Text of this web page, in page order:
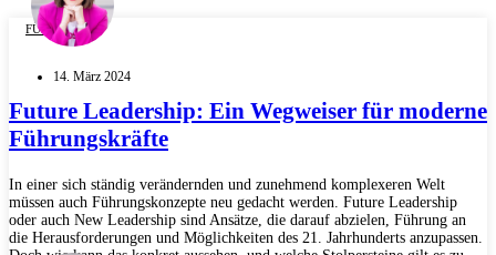
FÜHRUNG
14. März 2024
Future Leadership: Ein Wegweiser für moderne
Führungskräfte
In einer sich ständig verändernden und zunehmend komplexeren Welt
müssen auch Führungskonzepte neu gedacht werden. Future Leadership
oder auch New Leadership sind Ansätze, die darauf abzielen, Führung an
die Herausforderungen und Möglichkeiten des 21. Jahrhunderts anzupassen.